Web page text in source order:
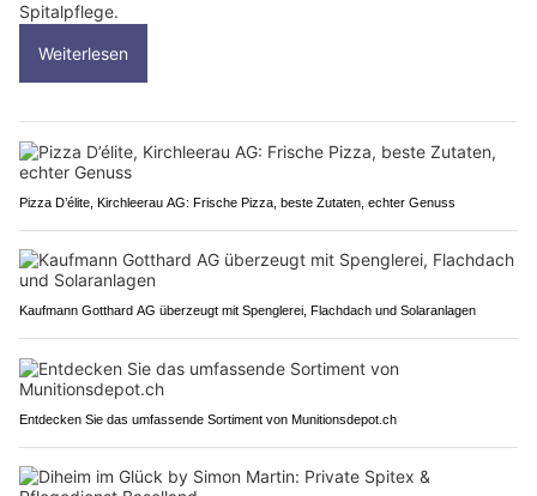
Spitalpflege.
Weiterlesen
Pizza D’élite, Kirchleerau AG: Frische Pizza, beste Zutaten, echter Genuss
Kaufmann Gotthard AG überzeugt mit Spenglerei, Flachdach und Solaranlagen
Entdecken Sie das umfassende Sortiment von Munitionsdepot.ch